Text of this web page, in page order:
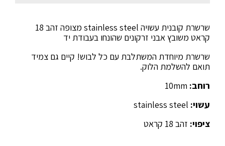
שרשרת קובנית עשויה stainless steel מצופה זהב 18
קראט משובץ אבני זרקונים שהונחו בעבודת יד
שרשרת מיוחדת המשתלבת עם כל לבוש! קיים גם צמיד
תואם להשלמת הלוק.
רוחב:
עשוי:
ציפוי: זהב 18 קראט